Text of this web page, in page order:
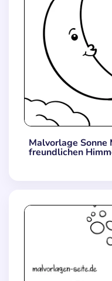
Malvorlage Sonne
freundlichen